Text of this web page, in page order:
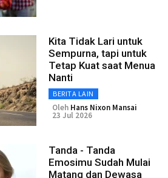
Kita Tidak Lari untuk
Sempurna, tapi untuk
Tetap Kuat saat Menua
Nanti
BERITA LAIN
Oleh Hans Nixon Mansai
23 Jul 2026
Tanda - Tanda
Emosimu Sudah Mulai
Matang dan Dewasa